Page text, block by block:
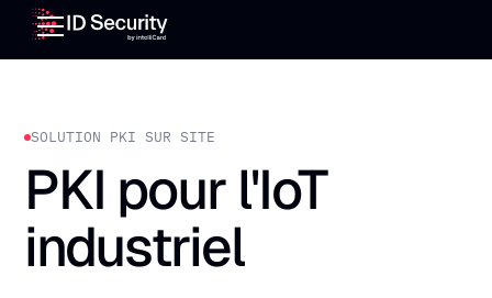
SOLUTION PKI SUR SITE
PKI pour l'IoT
industriel